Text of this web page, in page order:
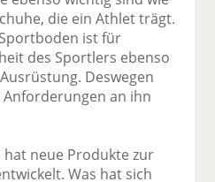
die ein Athlet trägt.
ist für
des Sportlers ebenso
Deswegen
an ihn
neue Produkte zur
Was hat sich